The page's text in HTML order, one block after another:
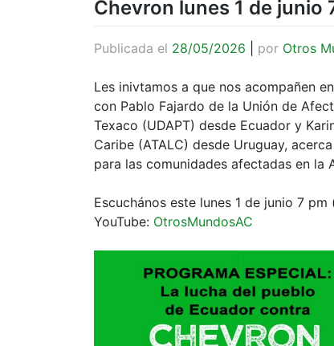
Chevron lunes 1 de junio
Publicada el 28/05/2026 por Otros
Les inivtamos a que nos acompañen
con Pablo Fajardo de la Unión de
Texaco (UDAPT) desde Ecuador y
Caribe (ATALC) desde Uruguay,
para las comunidades afectadas en la
Escuchános este lunes 1 de junio 7
YouTube: OtrosMundosAC